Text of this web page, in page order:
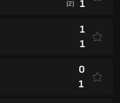
(2) 1
1
1
0
1